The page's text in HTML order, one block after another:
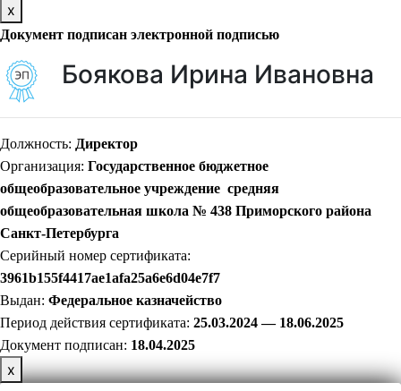
х
Документ подписан электронной подписью
Боякова Ирина Ивановна
Должность: Директор
Организация: Государственное бюджетное
общеобразовательное учреждение средняя
общеобразовательная школа № 438 Приморского района
Санкт-Петербурга
Серийный номер сертификата:
3961b155f4417ae1afa25a6e6d04e7f7
Выдан: Федеральное казначейство
Период действия сертификата: 25.03.2024 — 18.06.2025
Документ подписан: 18.04.2025
х